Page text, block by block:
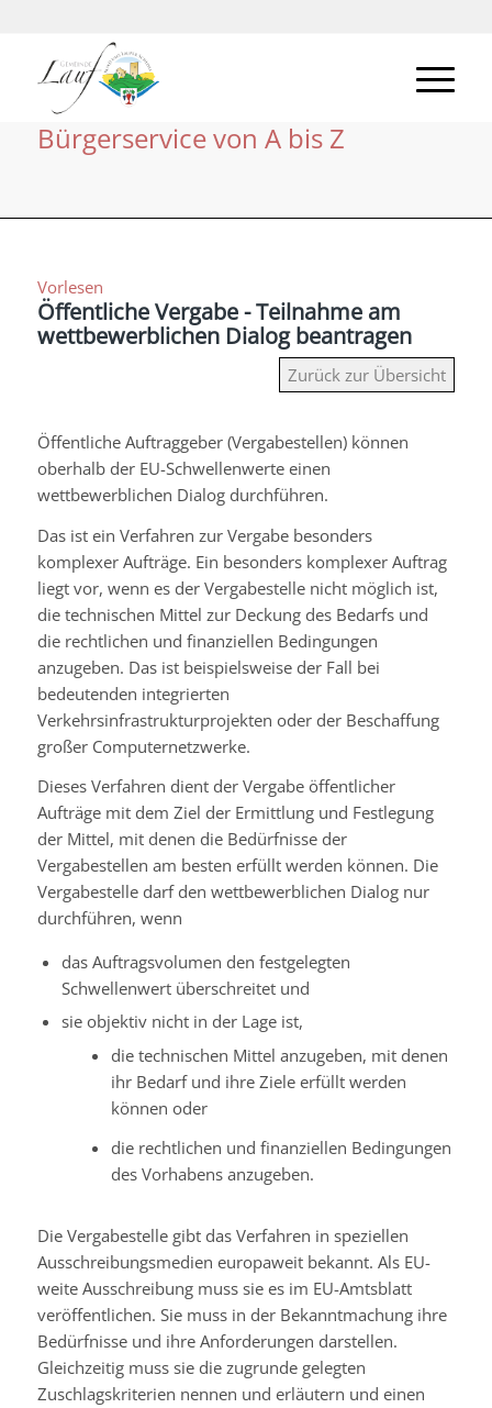
Bürgerservice von A bis Z
Vorlesen
Öffentliche Vergabe - Teilnahme am
wettbewerblichen Dialog beantragen
Zurück zur Übersicht
Öffentliche Auftraggeber (Vergabestellen) können
oberhalb der EU-Schwellenwerte einen
wettbewerblichen Dialog durchführen.
Das ist ein Verfahren zur Vergabe besonders
komplexer Aufträge. Ein besonders komplexer Auftrag
liegt vor, wenn es der Vergabestelle nicht möglich ist,
die technischen Mittel zur Deckung des Bedarfs und
die rechtlichen und finanziellen Bedingungen
anzugeben. Das ist beispielsweise der Fall bei
bedeutenden integrierten
Verkehrsinfrastrukturprojekten oder der Beschaffung
großer Computernetzwerke.
Dieses Verfahren dient der Vergabe öffentlicher
Aufträge mit dem Ziel der Ermittlung und Festlegung
der Mittel, mit denen die Bedürfnisse der
Vergabestellen am besten erfüllt werden können. Die
Vergabestelle darf den wettbewerblichen Dialog nur
durchführen, wenn
das Auftragsvolumen den festgelegten
Schwellenwert überschreitet und
sie objektiv nicht in der Lage ist,
die technischen Mittel anzugeben, mit denen
ihr Bedarf und ihre Ziele erfüllt werden
können oder
die rechtlichen und finanziellen Bedingungen
des Vorhabens anzugeben.
Die Vergabestelle gibt das Verfahren in speziellen
Ausschreibungsmedien europaweit bekannt. Als EU-
weite Ausschreibung muss sie es im EU-Amtsblatt
veröffentlichen. Sie muss in der Bekanntmachung ihre
Bedürfnisse und ihre Anforderungen darstellen.
Gleichzeitig muss sie die zugrunde gelegten
Zuschlagskriterien nennen und erläutern und einen